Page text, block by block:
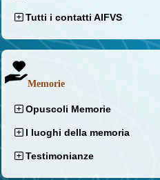
Tutti i contatti AIFVS
Memorie
Opuscoli Memorie
I luoghi della memoria
Testimonianze